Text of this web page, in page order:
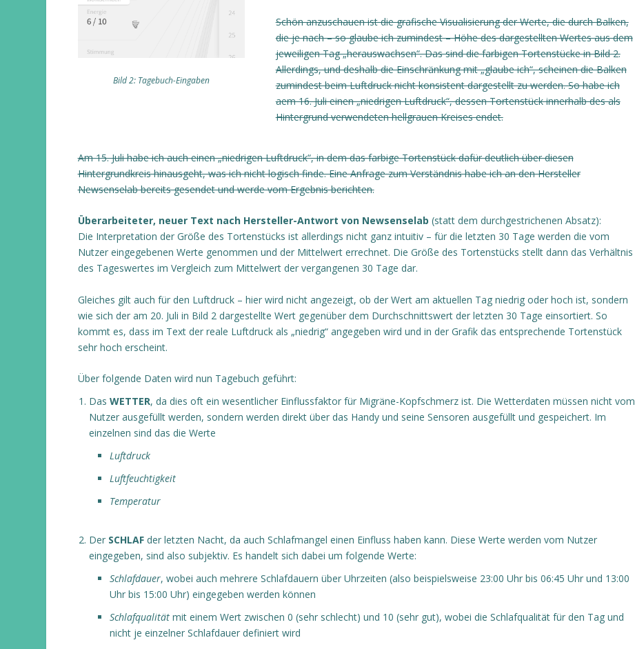
Bild 2: Tagebuch-Eingaben
Schön anzuschauen ist die grafische Visualisierung der Werte, die durch Balken,
die je nach – so glaube ich zumindest – Höhe des dargestellten Wertes aus dem
jeweiligen Tag „herauswachsen“. Das sind die farbigen Tortenstücke in Bild 2.
Allerdings, und deshalb die Einschränkung mit „glaube ich“, scheinen die Balken
zumindest beim Luftdruck nicht konsistent dargestellt zu werden. So habe ich
aem 16. Juli einen „niedrigen Luftdruck“, dessen Tortenstück innerhalb des als
Hintergrund verwendeten hellgrauen Kreises endet.
Am 15. Juli habe ich auch einen „niedrigen Luftdruck“, in dem das farbige Tortenstück dafür deutlich über diesen
Hintergrundkreis hinausgeht, was ich nicht logisch finde. Eine Anfrage zum Verständnis habe ich an den Hersteller
Newsenselab bereits gesendet und werde vom Ergebnis berichten.
Überarbeiteter, neuer Text nach Hersteller-Antwort von Newsenselab (statt dem durchgestrichenen Absatz):
Die Interpretation der Größe des Tortenstücks ist allerdings nicht ganz intuitiv – für die letzten 30 Tage werden die vom
Nutzer eingegebenen Werte genommen und der Mittelwert errechnet. Die Größe des Tortenstücks stellt dann das Verhältnis
des Tageswertes im Vergleich zum Mittelwert der vergangenen 30 Tage dar.
Gleiches gilt auch für den Luftdruck – hier wird nicht angezeigt, ob der Wert am aktuellen Tag niedrig oder hoch ist, sondern
wie sich der am 20. Juli in Bild 2 dargestellte Wert gegenüber dem Durchschnittswert der letzten 30 Tage einsortiert. So
kommt es, dass im Text der reale Luftdruck als „niedrig“ angegeben wird und in der Grafik das entsprechende Tortenstück
sehr hoch erscheint.
Über folgende Daten wird nun Tagebuch geführt:
Das WETTER, da dies oft ein wesentlicher Einflussfaktor für Migräne-Kopfschmerz ist. Die Wetterdaten müssen nicht vom
Nutzer ausgefüllt werden, sondern werden direkt über das Handy und seine Sensoren ausgefüllt und gespeichert. Im
einzelnen sind das die Werte
Luftdruck
Luftfeuchtigkeit
Temperatur
Der SCHLAFder letzten Nacht, da auch Schlafmangel einen Einfluss haben kann. Diese Werte werden vom Nutzer
eingegeben, sind also subjektiv. Es handelt sich dabei um folgende Werte:
Schlafdauer, wobei auch mehrere Schlafdauern über Uhrzeiten (also beispielsweise 23:00 Uhr bis 06:45 Uhr und 13:00
Uhr bis 15:00 Uhr) eingegeben werden können
Schlafqualitätmit einem Wert zwischen 0 (sehr schlecht) und 10 (sehr gut), wobei die Schlafqualität für den Tag und
nicht je einzelner Schlafdauer definiert wird